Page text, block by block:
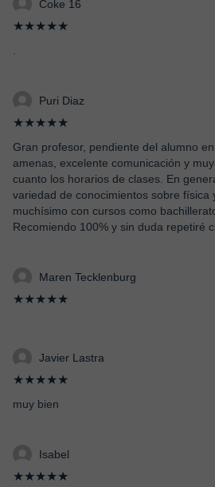
Coke 16
★★★★★
Puri Diaz
★★★★★
Gran profesor, pendiente del alumno
amenas, excelente comunicación y
cuanto los horarios de clases. En
variedad de conocimientos sobre física
muchísimo con cursos como
Recomiendo 100% y sin duda repetiré
Maren Tecklenburg
★★★★★
Javier Lastra
★★★★★
muy bien
Isabel
★★★★★